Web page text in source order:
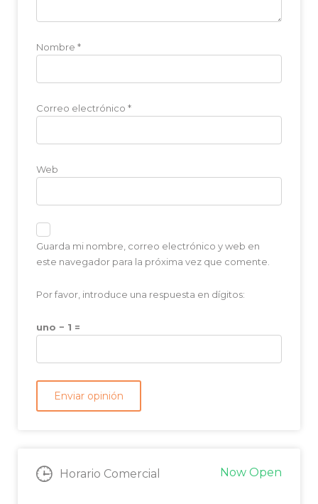
Nombre *
Correo electrónico *
Web
Guarda mi nombre, correo electrónico y web en
este navegador para la próxima vez que comente.
Por favor, introduce una respuesta en dígitos:
uno − 1 =
Horario Comercial Now Open